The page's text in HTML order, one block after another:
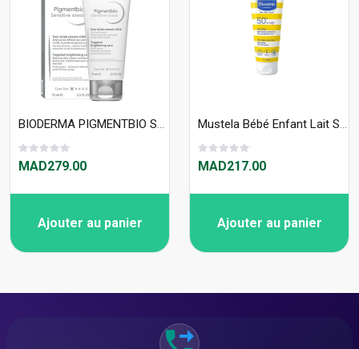
BIODERMA PIGMENTBIO SENSITIVE AREAS 7 SOIN ÉCLAIRCISSANT CIBLÉ 75ML
MAD279.00
Ajouter au panier
Mustela Bébé Enfant Lait Solaire Très Haute Protection SPF50+ 100ml
MAD217.00
Ajouter au panier